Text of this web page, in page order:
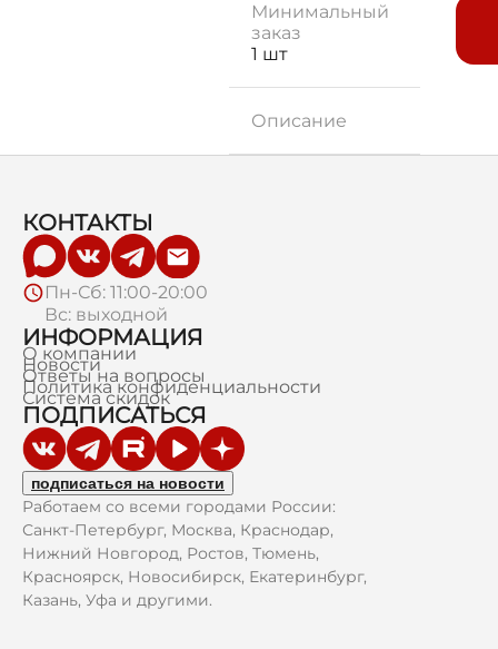
Минимальный
заказ
1 шт
Описание
КОНТАКТЫ
Пн-Сб: 11:00-20:00
Вс: выходной
ИНФОРМАЦИЯ
О компании
Новости
Ответы на вопросы
Политика конфиденциальности
Система скидок
ПОДПИСАТЬСЯ
подписаться на новости
Работаем со всеми городами России:
Санкт-Петербург, Москва, Краснодар,
Нижний Новгород, Ростов, Тюмень,
Красноярск, Новосибирск, Екатеринбург,
Казань, Уфа и другими.